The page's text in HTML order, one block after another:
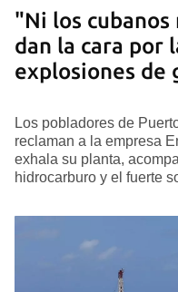
"Ni los cubanos
dan la cara por
explosiones de
Los pobladores de
reclaman a la empresa
exhala su planta,
hidrocarburo y el fuerte